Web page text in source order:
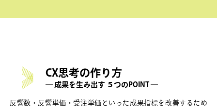
CX思考の作り方
― 成果を生み出す ５つのPOINT ―
反響数・反響単価・受注単価といった成果指標を改善するため